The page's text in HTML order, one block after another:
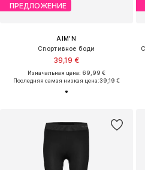
ПРЕДЛОЖЕНИЕ
AIM'N
Спортивное боди
39,19 €
Изначальная цена: 69,99 €
Последняя самая низкая цена:39,19 €